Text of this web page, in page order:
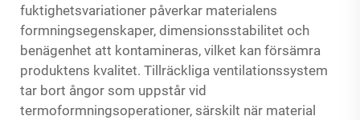
fuktighetsvariationer påverkar materialens
formnings­egenskaper, dimensionsstabilitet och
benägenhet att kontamineras, vilket kan försämra
produktens kvalitet. Tillräckliga ventilationssystem
tar bort ångor som uppstår vid
termoformningsoperationer, särskilt när material